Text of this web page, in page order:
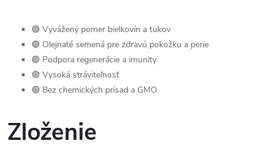
🟢 Vyvážený pomer bielkovín a tukov
🟢 Olejnaté semená pre zdravú pokožku a perie
🟢 Podpora regenerácie a imunity
🟢 Vysoká stráviteľnosť
🟢 Bez chemických prísad a GMO
Zloženie